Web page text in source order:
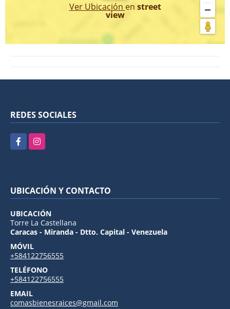
Ver Ubicación en street
view
REDES SOCIALES
FacebookInstagram
UBICACIÓN Y CONTACTO
UBICACIÓN
Torre La Castellana
Caracas - Miranda - Dtto. Capital - Venezuela
MÓVIL
+584122756555
TELÉFONO
+584122756555
EMAIL
comasbienesraices@gmail.com